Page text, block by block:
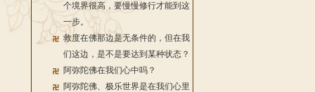
个境界很高，要慢慢修行才能到这
一步。
救度在佛那边是无条件的，但在我
们这边，是不是要达到某种状态？
阿弥陀佛在我们心中吗？
阿弥陀佛、极乐世界是在我们心里